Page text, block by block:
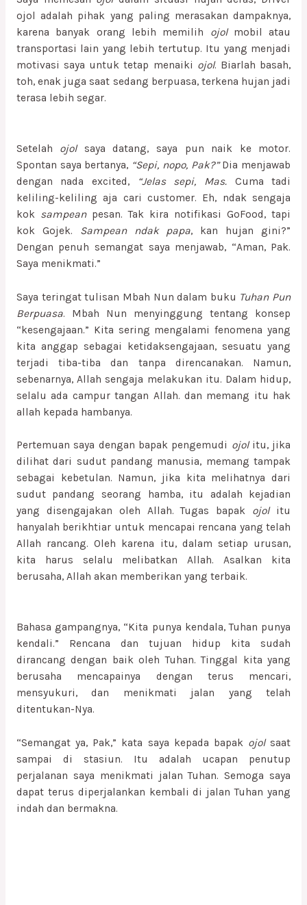
ojol adalah pihak yang paling merasakan dampaknya,
karena banyak orang lebih memilih ojolmobil atau
transportasi lain yang lebih tertutup. Itu yang menjadi
motivasi saya untuk tetap menaiki ojol. Biarlah basah,
toh, enak juga saat sedang berpuasa, terkena hujan jadi
terasa lebih segar.
Setelah ojolsaya datang, saya pun naik ke motor.
Spontan saya bertanya, “Sepi, nopo, Pak?”Dia menjawab
dengan nada excited,
“Jelas sepi, Mas.Cuma tadi
keliling-keliling aja cari customer. Eh, ndak sengaja
kok sampeanpesan. Tak kira notifikasi GoFood, tapi
kok Gojek. Sampean ndak papa, kan hujan gini?”
Dengan penuh semangat saya menjawab, “Aman, Pak.
Saya menikmati.”
Saya teringat tulisan Mbah Nun dalam buku Tuhan Pun
Berpuasa. Mbah Nun menyinggung tentang konsep
“kesengajaan.” Kita sering mengalami fenomena yang
kita anggap sebagai ketidaksengajaan, sesuatu yang
terjadi tiba-tiba dan tanpa direncanakan. Namun,
sebenarnya, Allah sengaja melakukan itu. Dalam hidup,
selalu ada campur tangan Allah. dan memang itu hak
allah kepada hambanya.
Pertemuan saya dengan bapak pengemudi ojolitu, jika
dilihat dari sudut pandang manusia, memang tampak
sebagai kebetulan. Namun, jika kita melihatnya dari
sudut pandang seorang hamba, itu adalah kejadian
yang disengajakan oleh Allah. Tugas bapak ojolitu
hanyalah berikhtiar untuk mencapai rencana yang telah
Allah rancang. Oleh karena itu, dalam setiap urusan,
kita harus selalu melibatkan Allah. Asalkan kita
berusaha, Allah akan memberikan yang terbaik.
Bahasa gampangnya, “Kita punya kendala, Tuhan punya
kendali.” Rencana dan tujuan hidup kita sudah
dirancang dengan baik oleh Tuhan. Tinggal kita yang
berusaha mencapainya dengan terus mencari,
mensyukuri, dan menikmati jalan yang telah
ditentukan-Nya.
“Semangat ya, Pak,” kata saya kepada bapak ojolsaat
sampai di stasiun. Itu adalah ucapan penutup
perjalanan saya menikmati jalan Tuhan. Semoga saya
dapat terus diperjalankan kembali di jalan Tuhan yang
indah dan bermakna.